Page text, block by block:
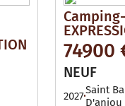
74900
NEUF
2027Saint
D'anjou